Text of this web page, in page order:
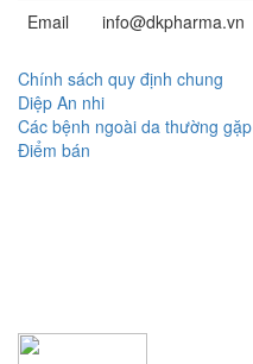
Email
info@dkpharma.vn
Chính sách quy định chung
Diệp An nhi
Các bệnh ngoài da thường gặp
Điểm bán